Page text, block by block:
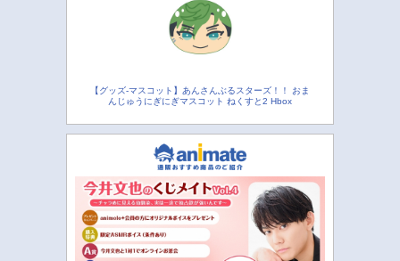
【グッズ-マスコット】あんさんぶるスターズ！！ おま
んじゅうにぎにぎマスコット ねくすと2 Hbox